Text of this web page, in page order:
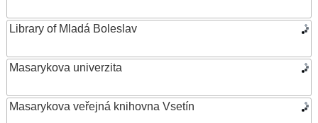
Library of Mladá Boleslav
Masarykova univerzita
Masarykova veřejná knihovna Vsetín